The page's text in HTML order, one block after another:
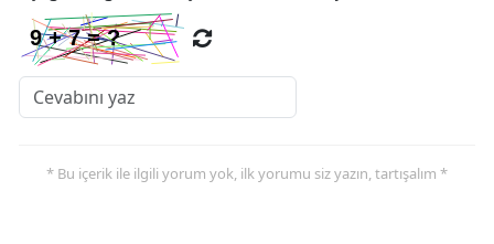
* Bu içerik ile ilgili yorum yok, ilk yorumu siz yazın, tartışalım *